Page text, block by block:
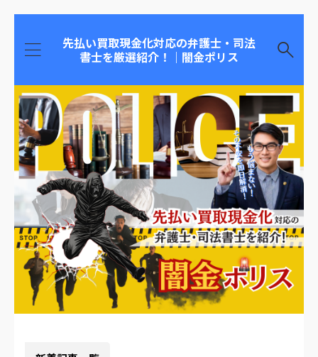
先払い買取現金化対応の弁護士・司法
書士を厳選紹介！｜闇金ポリス